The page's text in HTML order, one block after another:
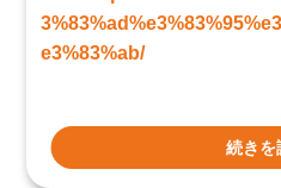
e3%83%ab/
続きを